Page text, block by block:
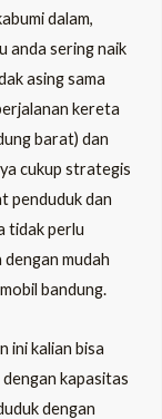
dalam,
anda sering naik
asing sama
kereta
barat) dan
cukup strategis
penduduk dan
tidak perlu
mudah
bandung.
ini kalian bisa
kapasitas
dengan